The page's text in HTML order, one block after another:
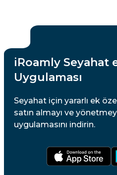
iRoamly Seyahat
Uygulaması
Seyahat için yararlı ek
satın almayı ve
uygulamasını indirin.